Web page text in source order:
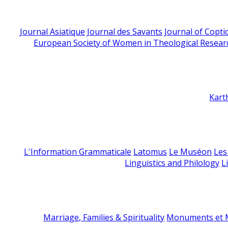
Journal Asiatique Journal des Savants Journal of
European Society of Women in Theological
L'Information Grammaticale Latomus Le Muséon
Linguistics and Philology
Marriage, Families & Spirituality Monuments et